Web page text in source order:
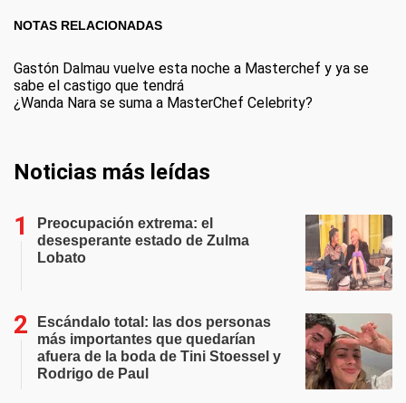
NOTAS RELACIONADAS
Gastón Dalmau vuelve esta noche a Masterchef y ya se
sabe el castigo que tendrá
¿Wanda Nara se suma a MasterChef Celebrity?
Noticias más leídas
Preocupación extrema: el
desesperante estado de Zulma
Lobato
Escándalo total: las dos personas
más importantes que quedarían
afuera de la boda de Tini Stoessel y
Rodrigo de Paul